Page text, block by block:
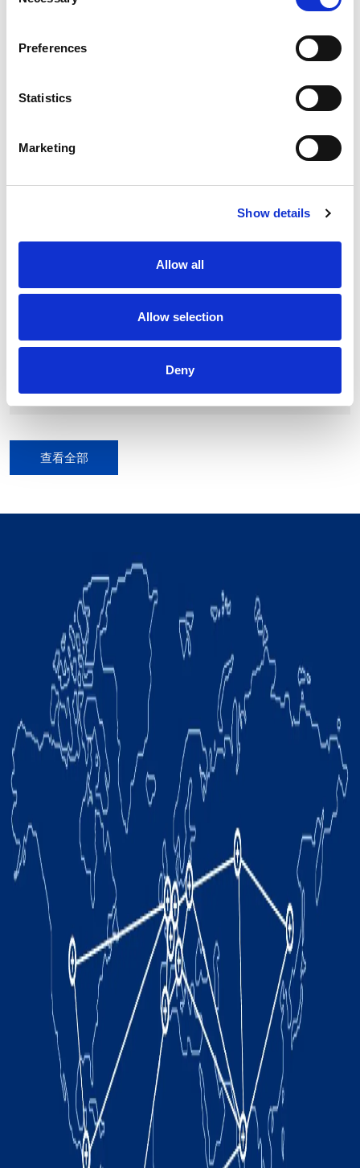
Preferences
Statistics
Marketing
Show details
Allow all
Allow selection
Deny
相关产品
2997 mm
重复精度:0.15 mm
查看全部